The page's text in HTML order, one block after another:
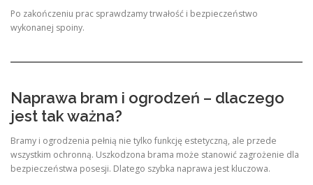
Po zakończeniu prac sprawdzamy trwałość i bezpieczeństwo
wykonanej spoiny.
Naprawa bram i ogrodzeń – dlaczego
jest tak ważna?
Bramy i ogrodzenia pełnią nie tylko funkcję estetyczną, ale przede
wszystkim ochronną. Uszkodzona brama może stanowić zagrożenie dla
bezpieczeństwa posesji. Dlatego szybka naprawa jest kluczowa.